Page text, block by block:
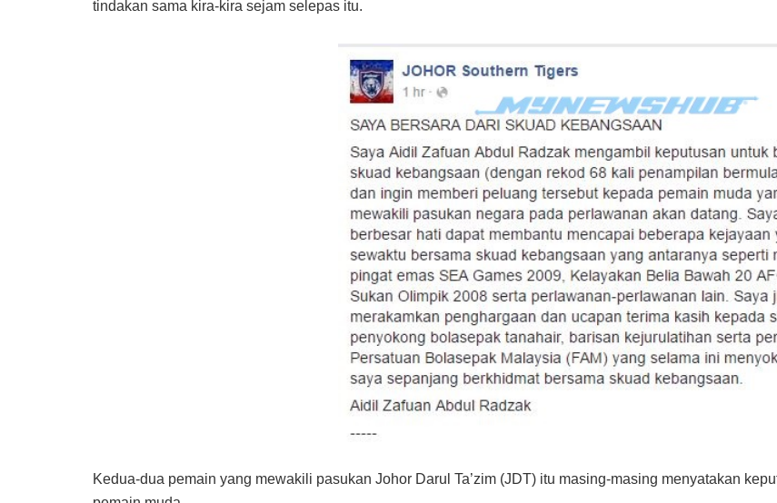
tindakan sama kira-kira sejam selepas itu.
Kedua-dua pemain yang mewakili pasukan Johor Darul Ta’zim (JDT) itu masing-masing menyatakan